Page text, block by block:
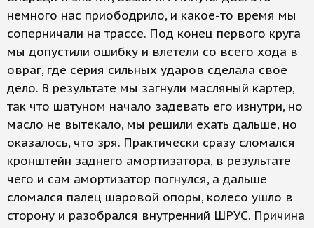
немного нас приободрило, и какое-то время мы
соперничали на трассе. Под конец первого круга
мы допустили ошибку и влетели со всего хода в
овраг, где серия сильных ударов сделала свое
дело. В результате мы загнули масляный картер,
так что шатуном начало задевать его изнутри, но
масло не вытекало, мы решили ехать дальше, но
оказалось, что зря. Практически сразу сломался
кронштейн заднего амортизатора, в результате
чего и сам амортизатор погнулся, а дальше
сломался палец шаровой опоры, колесо ушло в
сторону и разобрался внутренний ШРУС. Причина